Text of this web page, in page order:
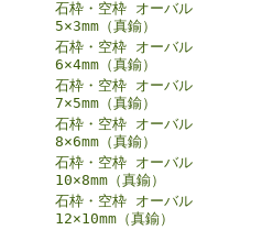
石枠・空枠 オーバル
5×3mm（真鍮）
石枠・空枠 オーバル
6×4mm（真鍮）
石枠・空枠 オーバル
7×5mm（真鍮）
石枠・空枠 オーバル
8×6mm（真鍮）
石枠・空枠 オーバル
10×8mm（真鍮）
石枠・空枠 オーバル
12×10mm（真鍮）